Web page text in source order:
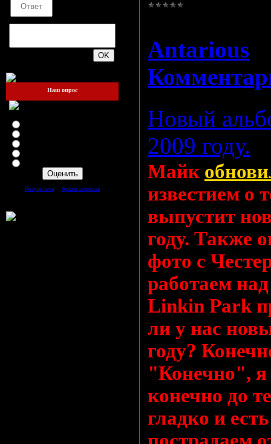
Наш опрос
Результаты· Архив опросов]
Antarious
Новый
2009 году.
Майк
известием о
выпустит
году. Также
фото с
работаем
Linkin Park
ли у нас
году?
"Конечно", я
конечно до
гладко и